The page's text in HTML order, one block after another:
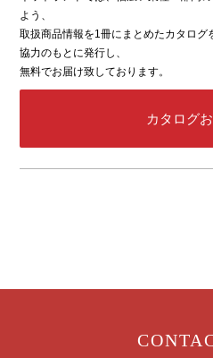
よう、
取扱商品情報を1冊にまとめたカタロ
協力のもとに発行し、
無料でお届け致しております。
カタログ